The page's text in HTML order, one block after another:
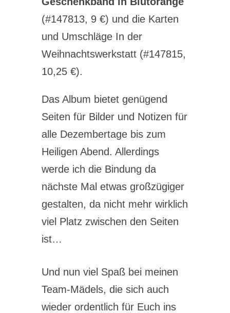
(#147813, 9 €) und die Karten
und Umschläge In der
Weihnachtswerkstatt (#147815,
10,25 €).
Das Album bietet genügend
Seiten für Bilder und Notizen für
alle Dezembertage bis zum
Heiligen Abend. Allerdings
werde ich die Bindung da
nächste Mal etwas großzügiger
gestalten, da nicht mehr wirklich
viel Platz zwischen den Seiten
ist…
Und nun viel Spaß bei meinen
Team-Mädels, die sich auch
wieder ordentlich für Euch ins